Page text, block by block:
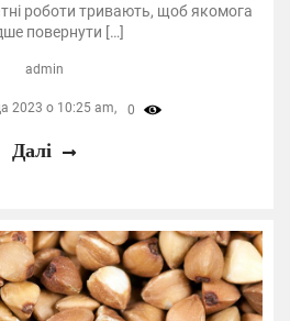
роботи тривають, щоб якомога
повернути […]
admin
2023 о 10:25 am, 0
Далі